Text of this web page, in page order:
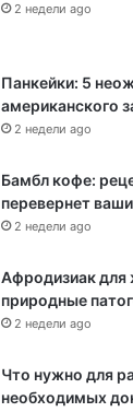
2 недели ago
Панкейки: 5
американского
2 недели ago
Бамбл кофе:
перевернет
2 недели ago
Афродизиак
природные
2 недели ago
Что нужно для
необходимых